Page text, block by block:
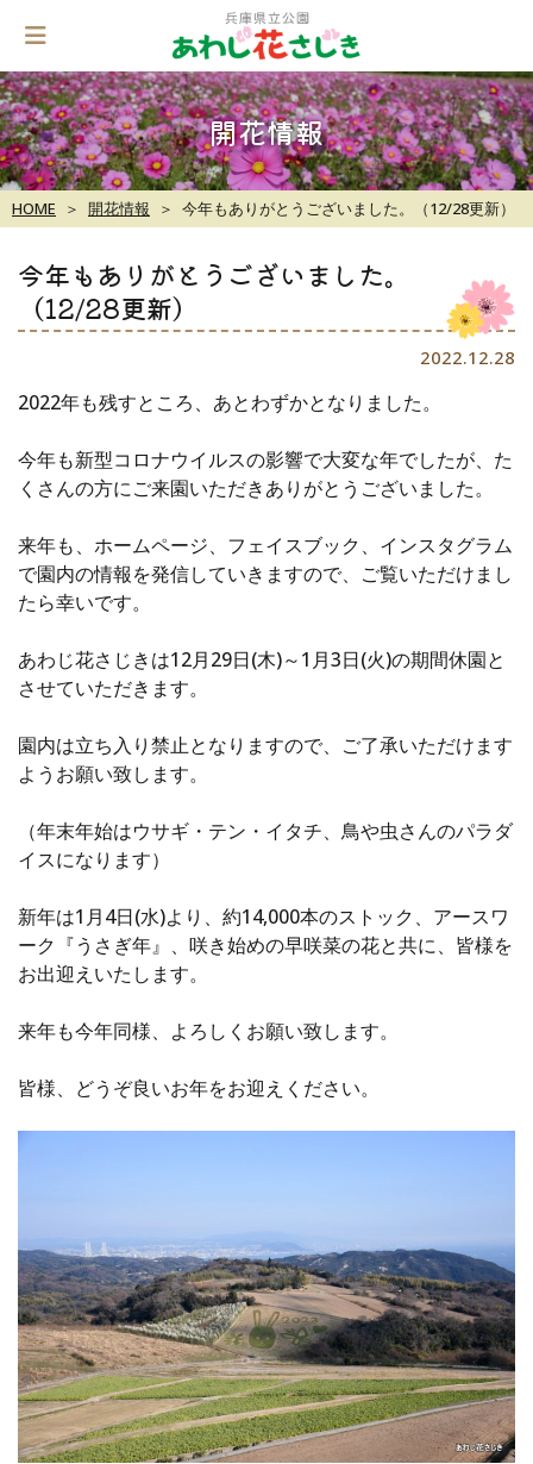
content
開花情報
HOME 開花情報 今年もありがとうございました。（12/28更新）
今年もありがとうございました。
（12/28更新）
2022.12.28
2022年も残すところ、あとわずかとなりました。
今年も新型コロナウイルスの影響で大変な年でしたが、た
くさんの方にご来園いただきありがとうございました。
来年も、ホームページ、フェイスブック、インスタグラム
で園内の情報を発信していきますので、ご覧いただけまし
たら幸いです。
あわじ花さじきは12月29日(木)～1月3日(火)の期間休園と
させていただきます。
園内は立ち入り禁止となりますので、ご了承いただけます
ようお願い致します。
（年末年始はウサギ・テン・イタチ、鳥や虫さんのパラダ
イスになります）
新年は1月4日(水)より、約14,000本のストック、アースワ
ーク『うさぎ年』、咲き始めの早咲菜の花と共に、皆様を
お出迎えいたします。
来年も今年同様、よろしくお願い致します。
皆様、どうぞ良いお年をお迎えください。